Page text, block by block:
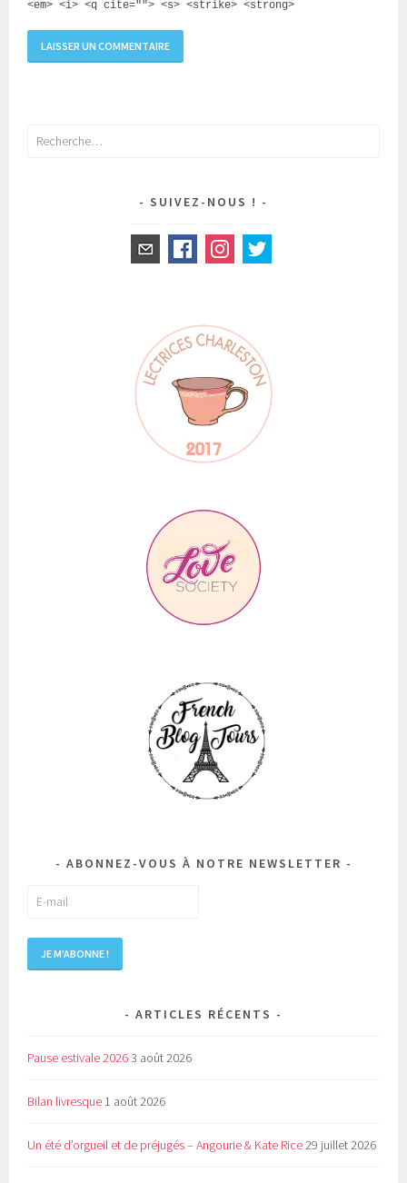
<em> <i> <q cite=""> <s> <strike> <strong>
Rechercher :
SUIVEZ-NOUS !
ABONNEZ-VOUS À NOTRE NEWSLETTER
ARTICLES RÉCENTS
Pause estivale 20263 août 2026
Bilan livresque 1 août 2026
Un été d’orgueil et de préjugés – Angourie & Kate Rice29 juillet 2026